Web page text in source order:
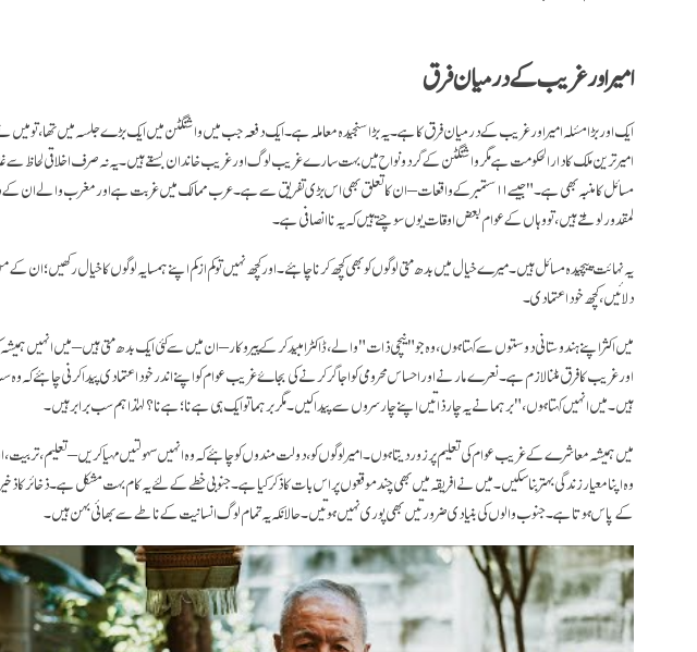
امیر اور غریب کے درمیان فرق
ایک اور بڑا مسٔلہ امیر اور غریب کے درمیان فرق کا ہے۔ یہ بڑا سنجیدہ معاملہ ہے۔ ایک دفعہ جب میں واشنگٹن میں ایک بڑے جلسہ میں تھا، تو میں
امیر ترین ملک کا دارالحکومت ہے مگر واشنگٹن کے گردونواح میں بہت سارے غریب لوگ اور غریب خاندان بستے ہیں۔ یہ نہ صرف اخلاقی لحاظ سے
مسائل کا منبہ بھی ہے۔" جیسے ۱۱ ستمبر کے واقعات – ان کا تعلق بھی اس بڑی تفریق سے ہے۔ عرب ممالک میں غربت ہے اور مغرب والے ان
لمقدور لوٹتے ہیں، تو وہاں کے عوام بعض اوقات یوں سوچتے ہیں کہ یہ ناانصافی ہے۔
یہ نہائت پیچیدہ مسائل ہیں۔ میرے خیال میں بدھ متی لوگوں کو بھی کچھ کرنا چاہئے۔ اور کچھ نہیں تو کم از کم اپنے ہمسایہ لوگوں کا خیال رکھیں؛ ان
دلائیں، کچھ خود اعتمادی۔
میں اکثر اپنے ہندوستانی دوستوں سے کہتا ہوں، وہ جو "نیچی ذات" والے، ڈاکٹر امبیدکر کے پیروکار – ان میں سے کئی ایک بدھ متی ہیں – میں انہیں ہمیشہ
اور غریب کا فرق مٹنا لازم ہے ۔ نعرے مارنے اور احساس محرومی کو اجاگر کرنے کی بجاۓ غریب عوام کو اپنے اندر خوداعتمادی پیدا کرنی چاہئے کہ
ہیں۔ میں انہیں کہتا ہوں،"برہما نے یہ چار ذاتیں اپنے چار سروں سے پیدا کیں ۔ مگر برہما تو ایک ہی ہے نا؛ ہے نا؟ لہٰذا ہم سب برابر ہیں۔
میں ہمیشہ معاشرے کے غریب عوام کی تعلیم پر زور دیتا ہوں۔ امیر لوگوں کو، دولت مندوں کو چاہئے کہ وہ انہیں سہولتیں مہیا کریں – تعلیم،
وہ اپنا معیار زندگی بہتر بنا سکیں۔ میں نے افریقہ میں بھی چند موقعوں پر اس بات کا ذکر کیا ہے۔ جنوبی خطے کے لئے یہ کام بہت مشکل ہے۔ ذخائر کا
کے پاس ہوتا ہے۔ جنوب والوں کی بنیادی ضرورتیں بھی پوری نہیں ہوتیں۔ حالانکہ یہ تمام لوگ انسانیت کے ناطے سے بھائی بہن ہیں۔